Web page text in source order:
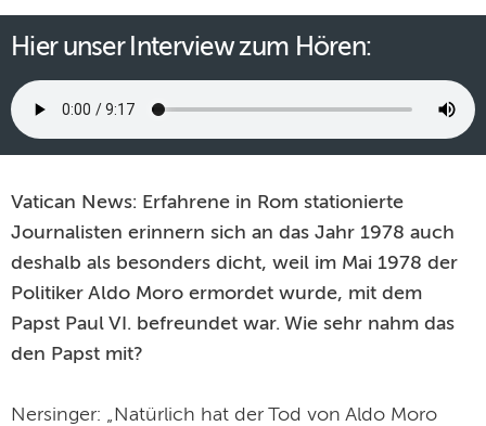
Hier unser Interview zum Hören:
Vatican News: Erfahrene in Rom stationierte
Journalisten erinnern sich an das Jahr 1978 auch
deshalb als besonders dicht, weil im Mai 1978 der
Politiker Aldo Moro ermordet wurde, mit dem
Papst Paul VI. befreundet war. Wie sehr nahm das
den Papst mit?
Nersinger: „Natürlich hat der Tod von Aldo Moro